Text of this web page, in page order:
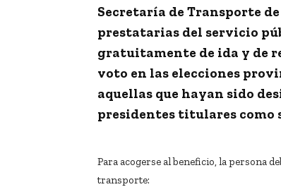
Secretaría de Transporte
prestatarias del servicio
gratuitamente de ida y de
voto en las elecciones
aquellas que hayan sido
presidentes titulares como
Para acogerse al beneficio, la persona
transporte: